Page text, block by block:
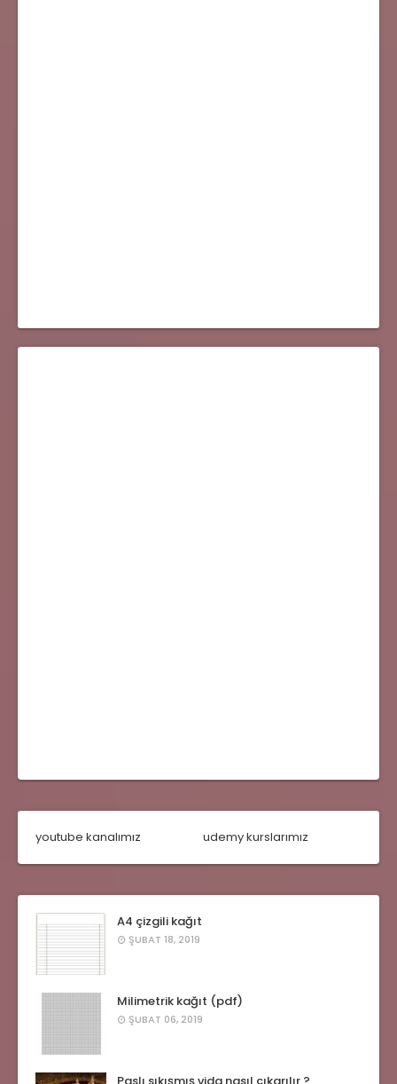
youtube kanalımız udemy kurslarımız
A4 çizgili kağıt
ŞUBAT 18, 2019
Milimetrik kağıt (pdf)
ŞUBAT 06, 2019